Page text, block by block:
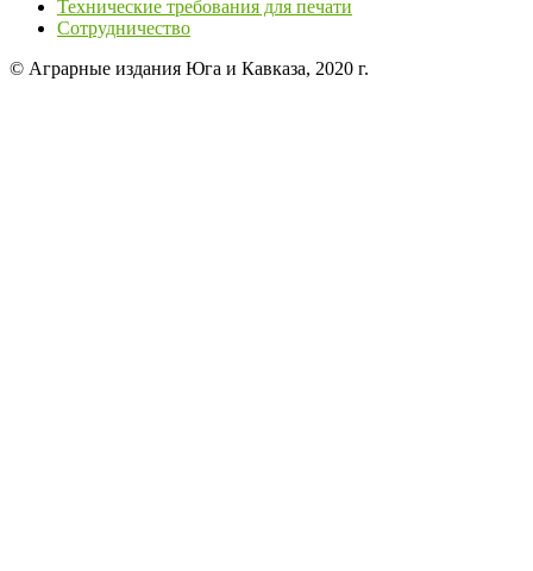
Технические требования для печати
Сотрудничество
© Аграрные издания Юга и Кавказа, 2020 г.